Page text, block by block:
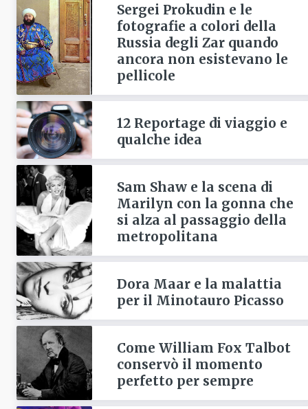
Sergei Prokudin e le
fotografie a colori della
Russia degli Zar quando
ancora non esistevano le
pellicole
12 Reportage di viaggio e
qualche idea
Sam Shaw e la scena di
Marilyn con la gonna che
si alza al passaggio della
metropolitana
Dora Maar e la malattia
per il Minotauro Picasso
Come William Fox Talbot
conservò il momento
perfetto per sempre